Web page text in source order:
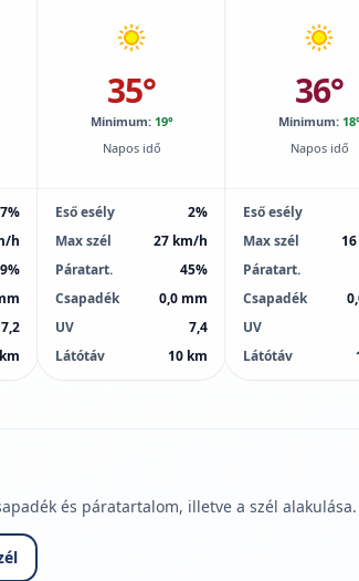
h
7,2
35°
Minimum: 19°
Napos idő
Eső esély
2%
Max szél
27 km/h
Páratart.
45%
Csapadék
0,0 mm
UV
7,4
Látótáv
10 km
36°
Minimum:
Napos idő
Eső esély
Max szél
Páratart.
Csapadék
UV
Látótáv
és páratartalom, illetve a szél alakulása.